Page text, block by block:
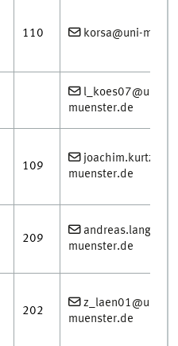
110 korsa@uni-
l_koes07@uni-
muenster.de
109
muenster.de
209
muenster.de
202
z_laen01@uni-
muenster.de